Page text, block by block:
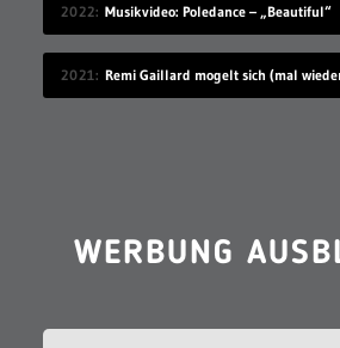
2022 Musikvideo: Poledance – „Beautiful“
2021
WERBUNG